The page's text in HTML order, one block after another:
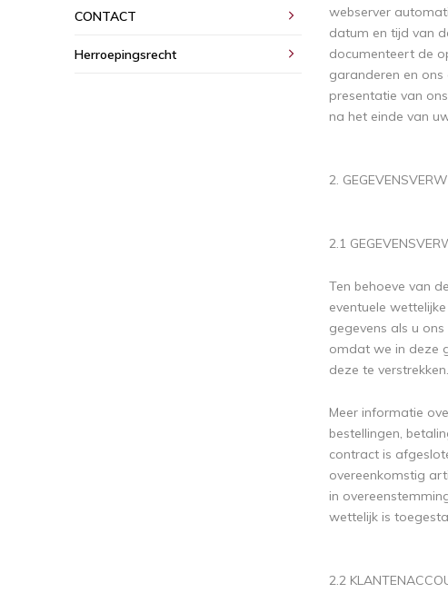
webserver
datum en tijd van
documenteert de
garanderen en
presentatie van
na het einde van
2.
2.1
Ten behoeve van
eventuele
gegevens als u
omdat we in deze
deze te
Meer informatie
bestellingen,
contract is
overeenkomstig
in
wettelijk is
2.2
CONTACT
Herroepingsrecht